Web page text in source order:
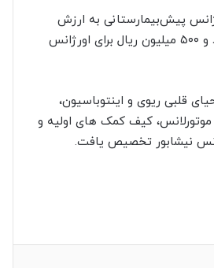
پیش‌بیمارستانی به ارزش
تقریبی یک میلیارد و ۵۰۰ میلیون ریال به تجهیزات پزشکی به ارزش یک میلیارد و ۵۰۰ میلیون ریال برای اورژانس
قلبی ریوی و اینتوباسیون،
موتورلانس، کیف کمک های اولیه و